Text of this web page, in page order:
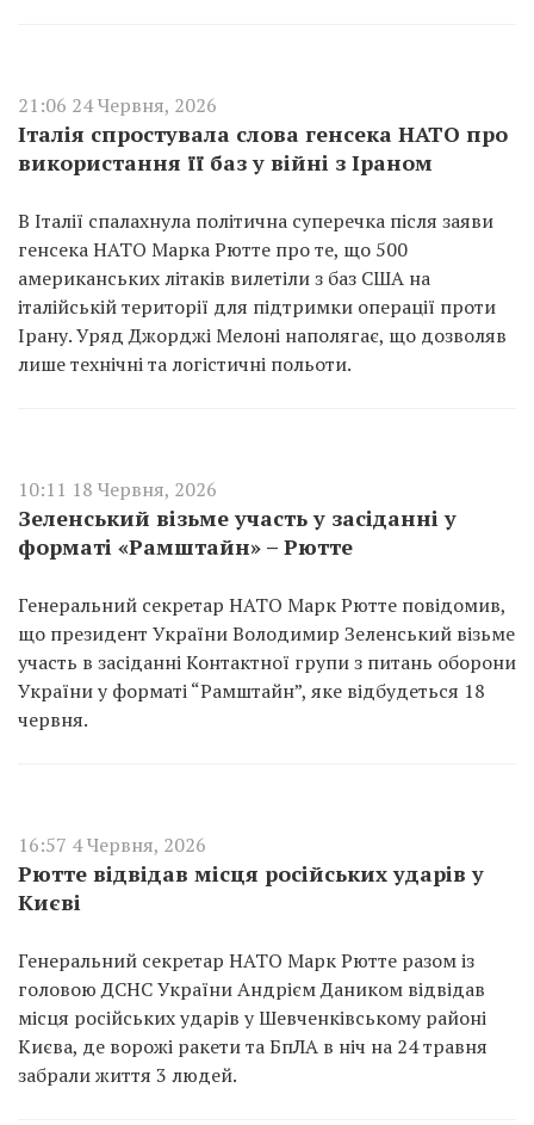
21:06 24 Червня, 2026
Італія спростувала слова генсека НАТО про
використання її баз у війні з Іраном
В Італії спалахнула політична суперечка після заяви
генсека НАТО Марка Рютте про те, що 500
американських літаків вилетіли з баз США на
італійській території для підтримки операції проти
Ірану. Уряд Джорджі Мелоні наполягає, що дозволяв
лише технічні та логістичні польоти.
10:11 18 Червня, 2026
Зеленський візьме участь у засіданні у
форматі «Рамштайн» – Рютте
Генеральний секретар НАТО Марк Рютте повідомив,
що президент України Володимир Зеленський візьме
участь в засіданні Контактної групи з питань оборони
України у форматі “Рамштайн”, яке відбудеться 18
червня.
16:57 4 Червня, 2026
Рютте відвідав місця російських ударів у
Києві
Генеральний секретар НАТО Марк Рютте разом із
головою ДСНС України Андрієм Даником відвідав
місця російських ударів у Шевченківському районі
Києва, де ворожі ракети та БпЛА в ніч на 24 травня
забрали життя 3 людей.